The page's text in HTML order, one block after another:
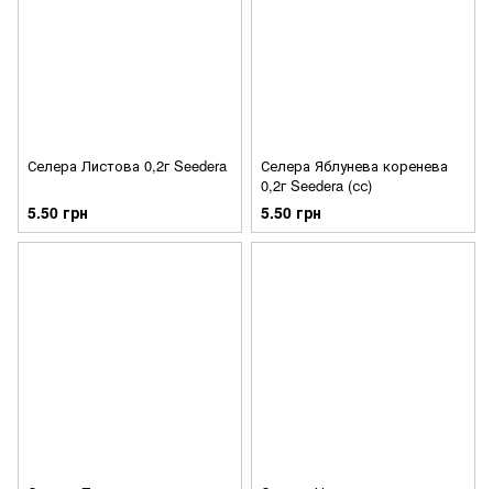
Селера Листова 0,2г Seedera
5.50 грн
Селера Яблунева коренева
0,2г Seedera (сс)
5.50 грн